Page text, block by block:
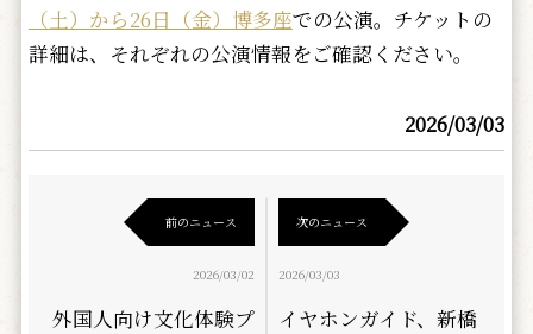
（土）から26日（金）博多座での公演。チケットの
詳細は、それぞれの公演情報をご確認ください。
2026/03/03
前のニュース
2026/03/02
外国人向け文化体験プ
次のニュース
2026/03/03
イヤホンガイド、新橋